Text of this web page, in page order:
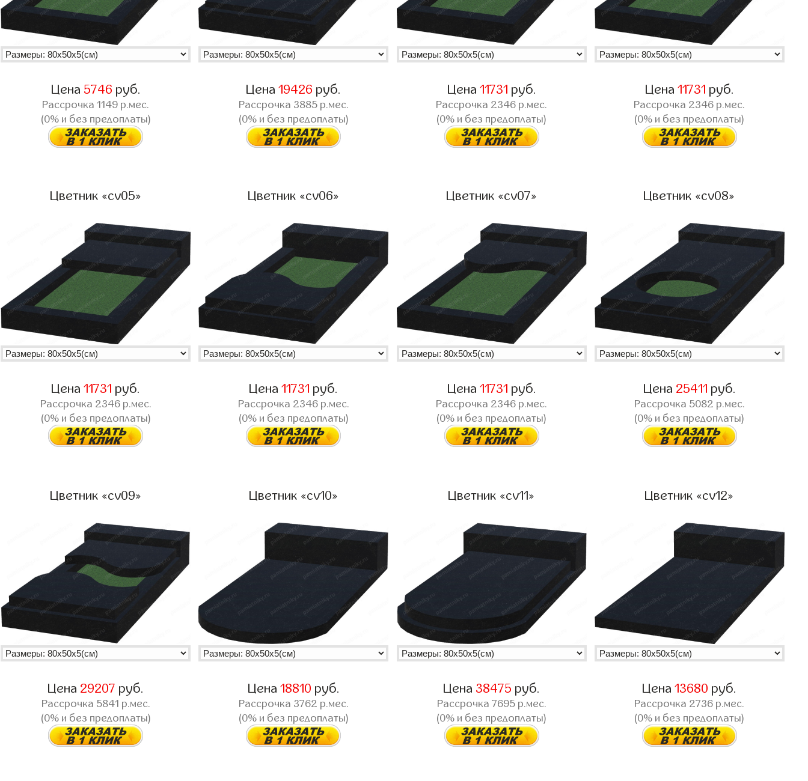
Цена 5746 руб.
Рассрочка1149 р.мес.
(0% и без предоплаты)
Цена19426 руб.
Рассрочка 3885р.мес.
(0% и без предоплаты)
Цена 11731 руб.
Рассрочка 2346 р.мес.
(0% и без предоплаты)
Цена 11731 руб.
Рассрочка 2346 р.мес.
(0% и без предоплаты)
Цветник «cv05»
Цена11731 руб.
Рассрочка 2346р.мес.
(0% и без предоплаты)
Цветник «cv06»
Цена11731 руб.
Рассрочка 2346р.мес.
(0% и без предоплаты)
Цветник «cv07»
Цена 11731 руб.
Рассрочка 2346 р.мес.
(0% и без предоплаты)
Цветник «cv08»
Цена 25411 руб.
Рассрочка 5082 р.мес.
(0% и без предоплаты)
Цветник «cv09»
Цена 29207 руб.
Рассрочка 5841 р.мес.
(0% и без предоплаты)
Цветник «cv10»
Цена 18810 руб.
Рассрочка 3762 р.мес.
(0% и без предоплаты)
Цветник «cv11»
Цена 38475 руб.
Рассрочка 7695р.мес.
(0% и без предоплаты)
Цветник «cv12»
Цена13680 руб.
Рассрочка 2736 р.мес.
(0% и без предоплаты)